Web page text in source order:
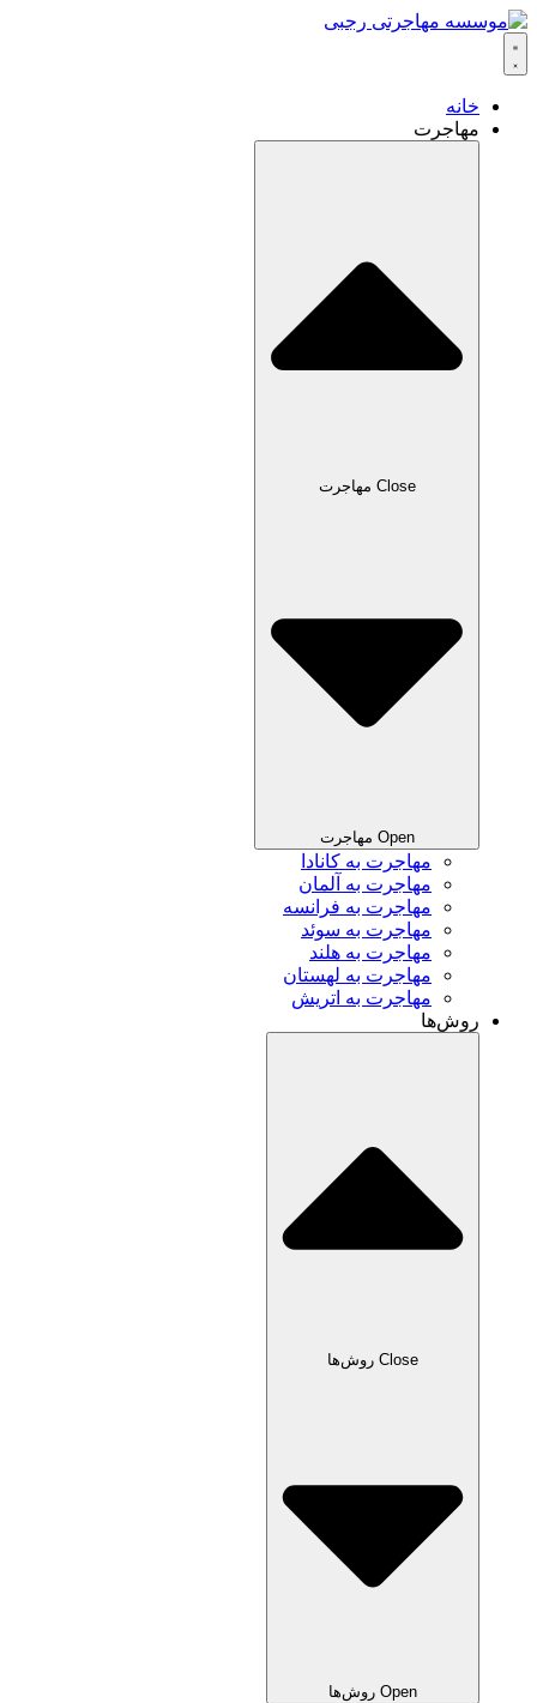
خانه
مهاجرت
Close مهاجرت
Open مهاجرت
مهاجرت به کانادا
مهاجرت به آلمان
مهاجرت به فرانسه
مهاجرت به سوئد
مهاجرت به هلند
مهاجرت به لهستان
مهاجرت به اتریش
روش‌ها
Close روش‌ها
Open روش‌ها